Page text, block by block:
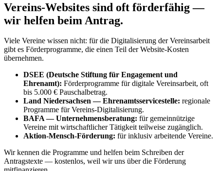
Vereins-Websites sind oft förderfähig —
wir helfen beim Antrag.
Viele Vereine wissen nicht: für die Digitalisierung der Vereinsarbeit
gibt es Förderprogramme, die einen Teil der Website-Kosten
übernehmen.
DSEE (Deutsche Stiftung für Engagement und
Ehrenamt): Förderprogramme für digitale Vereinsarbeit, oft
bis 5.000 € Pauschalbetrag.
Land Niedersachsen — Ehrenamtsservicestelle: regionale
Programme für Vereins-Digitalisierung.
BAFA — Unternehmensberatung: für gemeinnützige
Vereine mit wirtschaftlicher Tätigkeit teilweise zugänglich.
Aktion-Mensch-Förderung: für inklusiv arbeitende Vereine.
Wir kennen die Programme und helfen beim Schreiben der
Antragstexte — kostenlos, weil wir uns über die Förderung